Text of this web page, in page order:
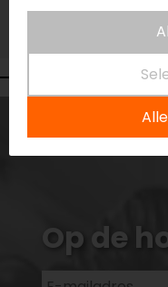
Vestiging Vianen
Op de